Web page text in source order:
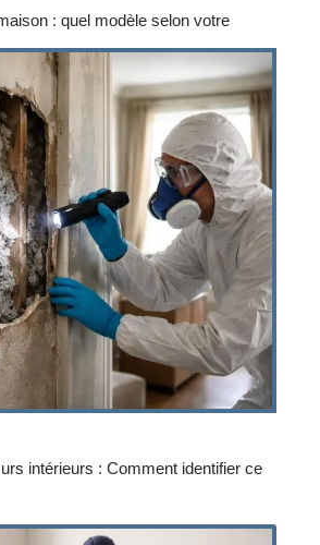
: quel modèle selon votre
intérieurs : Comment identifier ce